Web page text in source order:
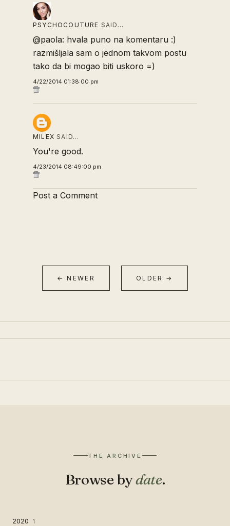
PSYCHOCOUTURE SAID…
@paola: hvala puno na komentaru :)
razmišljala sam o jednom takvom postu
tako da bi mogao biti uskoro =)
4/22/2014 01:38:00 pm
MILEX SAID…
You're good.
4/23/2014 08:49:00 pm
Post a Comment
← NEWER OLDER →
THE ARCHIVE
Browse bydate.
2020 1